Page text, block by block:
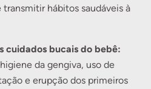
hábitos saudáveis à
cuidados bucais do bebê:
da gengiva, uso de
e erupção dos primeiros